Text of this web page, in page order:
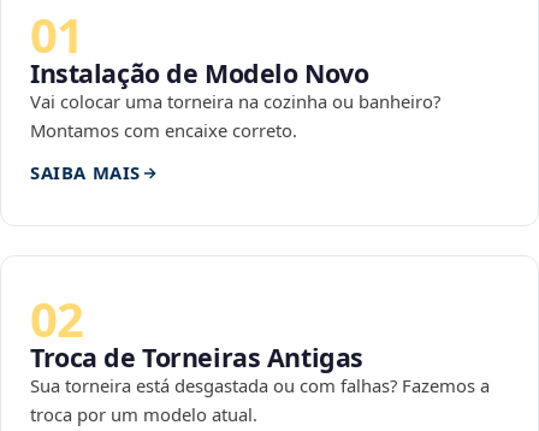
01
Instalação de Modelo Novo
Vai colocar uma torneira na cozinha ou banheiro?
Montamos com encaixe correto.
SAIBA MAIS
02
Troca de Torneiras Antigas
Sua torneira está desgastada ou com falhas? Fazemos a
troca por um modelo atual.